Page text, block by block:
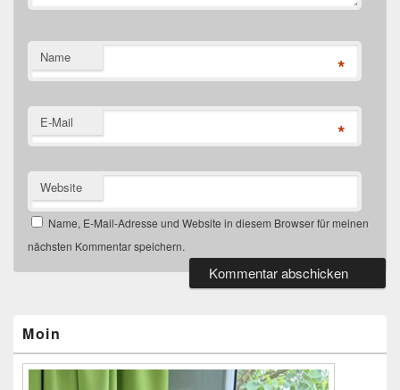
Name *
E-Mail *
Website
Name, E-Mail-Adresse und Website in diesem Browser für meinen
nächsten Kommentar speichern.
Widgetbereich
Moin